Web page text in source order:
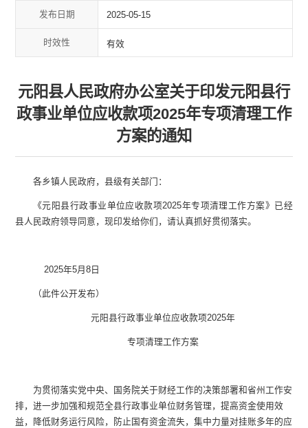
发布日期 2025-05-15
时效性 有效
元阳县人民政府办公室关于印发元阳县行
政事业单位应收款项2025年专项清理工作
方案的通知
各乡镇人民政府， 县级有关部门：
《元阳县行政事业单位应收款项2025年专项清理工作方案》已经
县人民政府领导同意，现印发给你们，请认真抓好贯彻落实。
2025年5月 8日
（此件公开发布）
元阳县行政事业单位应收款项2025年
专项清理工作方案
为贯彻落实党中央、国务院关于财经工作的决策部署和省州工作安
排，进一步加强和规范全县行政事业单位财务管理，提高资金使用效
益，降低财务运行风险，防止国有资金流失，集中力量对挂账多年的应